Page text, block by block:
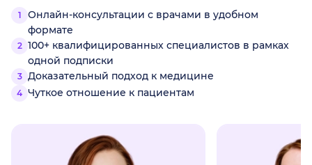
Онлайн-консультации с врачами в удобном
формате
100+ квалифицированных специалистов в рамках
одной подписки
Доказательный подход к медицине
Чуткое отношение к пациентам